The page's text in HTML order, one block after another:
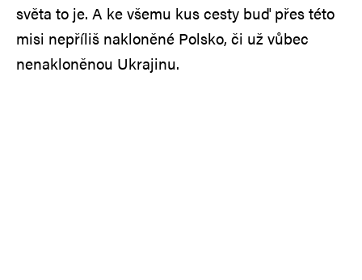
světa to je. A ke všemu kus cesty buď přes této
misi nepříliš nakloněné Polsko, či už vůbec
nenakloněnou Ukrajinu.